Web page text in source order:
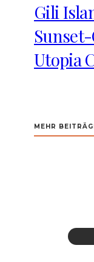
Gili
Utopia
MEHR